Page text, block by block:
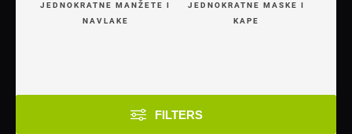
JEDNOKRATNE MANŽETE I
NAVLAKE
JEDNOKRATNE MASKE I
KAPE
FILTERS